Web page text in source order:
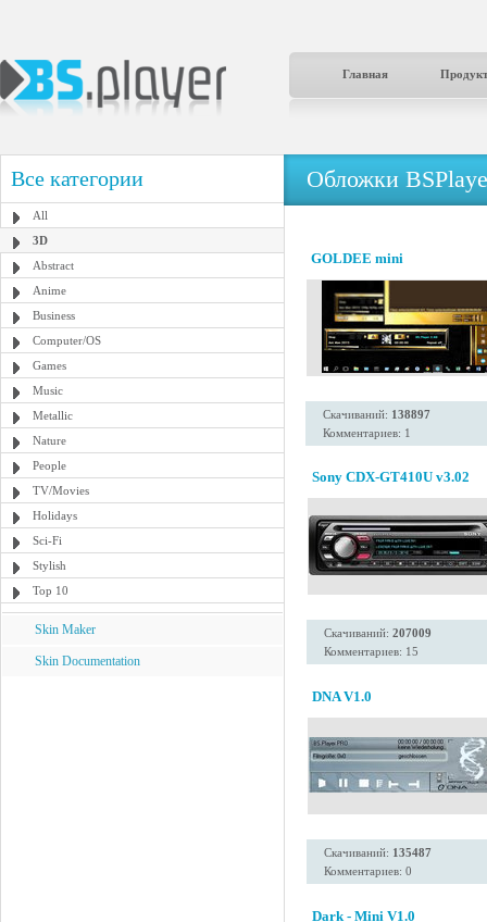
Главная
Все категории
All
3D
Abstract
Anime
Business
Computer/OS
Games
Music
Metallic
Nature
People
TV/Movies
Holidays
Sci-Fi
Stylish
Top 10
Skin Maker
Skin Documentation
Обложки
GOLDEE mini
Скачиваний: 138897
Комментариев: 1
Sony CDX-GT410U v3.02
Скачиваний: 207009
Комментариев: 15
DNA V1.0
Скачиваний: 135487
Комментариев: 0
Dark - Mini V1.0